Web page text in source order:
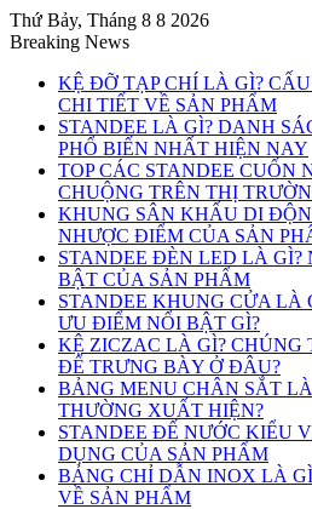
Thứ Bảy, Tháng 8 8 2026
Breaking News
KỆ ĐỠ TẠP CHÍ LÀ GÌ?
CHI TIẾT VỀ SẢN PHẨM
STANDEE LÀ GÌ? DANH
PHỔ BIẾN NHẤT HIỆN NAY
TOP CÁC STANDEE CUỐN
CHUỘNG TRÊN THỊ
KHUNG SÂN KHẤU DI
NHƯỢC ĐIỂM CỦA SẢN
STANDEE ĐÈN LED LÀ
BẬT CỦA SẢN PHẨM
STANDEE KHUNG CỬA LÀ
ƯU ĐIỂM NỔI BẬT GÌ?
KỆ ZICZAC LÀ GÌ? CHÚNG
ĐỂ TRƯNG BÀY Ở ĐÂU?
BẢNG MENU CHÂN SẮT
THƯỜNG XUẤT HIỆN?
STANDEE ĐẾ NƯỚC KIỂU
DỤNG CỦA SẢN PHẨM
BẢNG CHỈ DẪN INOX LÀ
VỀ SẢN PHẨM